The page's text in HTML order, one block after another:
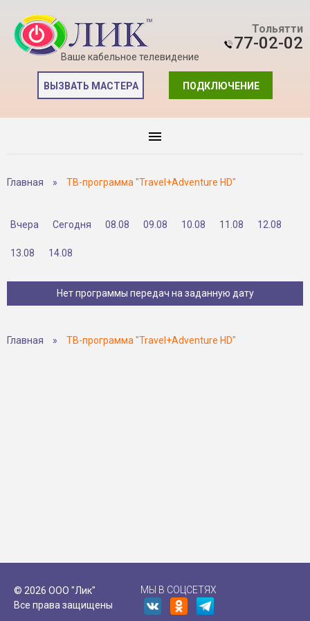
Ваше кабельное телевидение
Тольятти
77-02-02
ПОДКЛЮЧЕНИЕ
ВЫЗВАТЬ МАСТЕРА
Главная » ТВ-программа "Travel+Adventure HD"
Вчера Сегодня 08.08 09.08 10.08 11.08 12.08
13.08 14.08
Нет программы передач на заданную дату
Главная » ТВ-программа "Travel+Adventure HD"
© 2026 ООО "Лик"
Все права защищены
МЫ В СОЦСЕТЯХ